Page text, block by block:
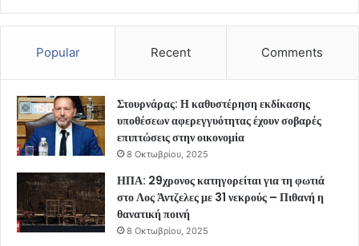
Popular Recent Comments
Στουρνάρας: Η καθυστέρηση εκδίκασης
υποθέσεων αφερεγγυότητας έχουν σοβαρές
επιπτώσεις στην οικονομία
8 Οκτωβρίου, 2025
ΗΠΑ: 29χρονος κατηγορείται για τη φωτιά
στο Λος Άντζελες με 31 νεκρούς – Πιθανή η
θανατική ποινή
8 Οκτωβρίου, 2025